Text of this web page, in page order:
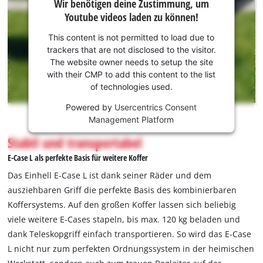
benötigen
Zustimmung,
um Youtube
laden zu
können!
This
content
permitted
to
to
trackers
that
are
not
Wir benötigen deine Zustimmung, um
Youtube videos laden zu können!
This content is not permitted to load due to
trackers that are not disclosed to the visitor.
The website owner needs to setup the site
with their CMP to add this content to the list
of technologies used.
Powered by Usercentrics Consent
Management Platform
Stabil und transportabel
E-Case L als perfekte Basis für weitere Koffer
Das Einhell E-Case L ist dank seiner Räder und dem
ausziehbaren Griff die perfekte Basis des kombinierbaren
Koffersystems. Auf den großen Koffer lassen sich beliebig
viele weitere E-Cases stapeln, bis max. 120 kg beladen und
dank Teleskopgriff einfach transportieren. So wird das E-Case
L nicht nur zum perfekten Ordnungssystem in der heimischen